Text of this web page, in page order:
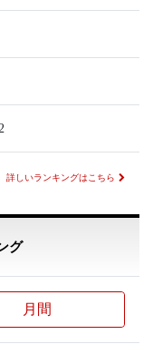
詳しいランキングはこちら
グ
月間